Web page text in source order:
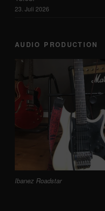
23. Juli 2026
AUDIO PRODUCTION
Ibanez Roadstar